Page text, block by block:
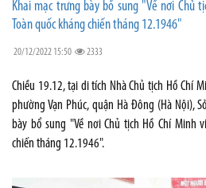
Khai mạc trưng bày bổ sung "Về nơi Chủ
Toàn quốc kháng chiến tháng 12.1946"
20/12/2022 15:50 2333
Chiều 19.12, tại di tích Nhà Chủ tịch Hồ Chí
phường Vạn Phúc, quận Hà Đông (Hà Nội),
bày bổ sung "Về nơi Chủ tịch Hồ Chí Minh
chiến tháng 12.1946".